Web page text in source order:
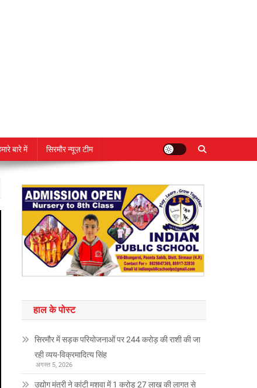
बारे में सिरमौर न्यूज़ टीम
हाल के पोस्ट
सिरमौर में सड़क परियोजनाओं पर 244 करोड़ की राशी की जा
रही व्यय-विक्रमादित्य सिंह
अगस्त 5, 2026
उद्योग मंत्री ने कांटी मशवा में 1 करोड़ 27 लाख की लागत से